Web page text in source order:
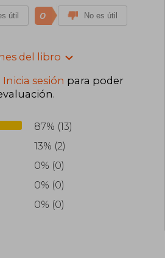
útil 0 No es útil
del libro
Inicia sesión para poder
.
87% (13)
13% (2)
0% (0)
0% (0)
0% (0)